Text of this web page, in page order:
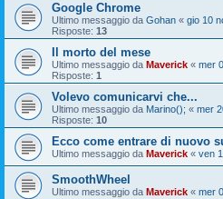
Google Chrome
Ultimo messaggio da Gohan « gio 10
Risposte: 13
Il morto del mese
Ultimo messaggio da Maverick « mer
Risposte: 1
Volevo comunicarvi che...
Ultimo messaggio da Marino(); « mer
Risposte: 10
Ecco come entrare di nuovo
Ultimo messaggio da Maverick « ven
SmoothWheel
Ultimo messaggio da Maverick « mer